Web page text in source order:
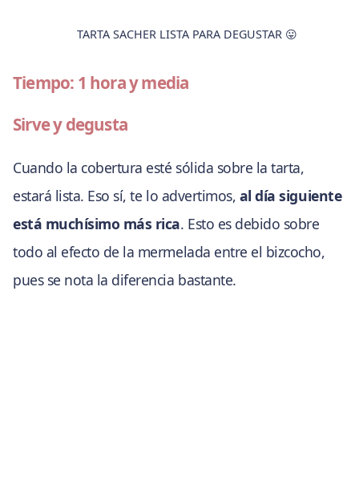
TARTA SACHER LISTA PARA DEGUSTAR 😛
Tiempo: 1 hora y media
Sirve y degusta
Cuando la cobertura esté sólida sobre la tarta,
estará lista. Eso sí, te lo advertimos, al día siguiente
está muchísimo más rica. Esto es debido sobre
todo al efecto de la mermelada entre el bizcocho,
pues se nota la diferencia bastante.